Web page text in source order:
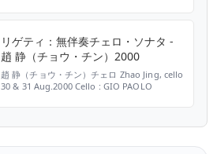
オリン）、趙静（チェロ）、児玉桃（ピア
ノ）、須田祥子（ヴィオラ） 撮影日：2018年5
月4日(金・祝) 場所：メディキット県民文化セ
ンター ...
リゲティ：無伴奏チェロ・ソナタ -
趙 静（チョウ・チン）2000
趙 静（チョウ・チン）チェロ Zhao Jing, cello
30 & 31 Aug.2000 Cello : GIO PAOLO